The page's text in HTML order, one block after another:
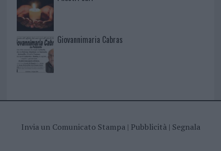
Giovannimaria Cabras
Invia un Comunicato Stampa| Pubblicità| Segnala